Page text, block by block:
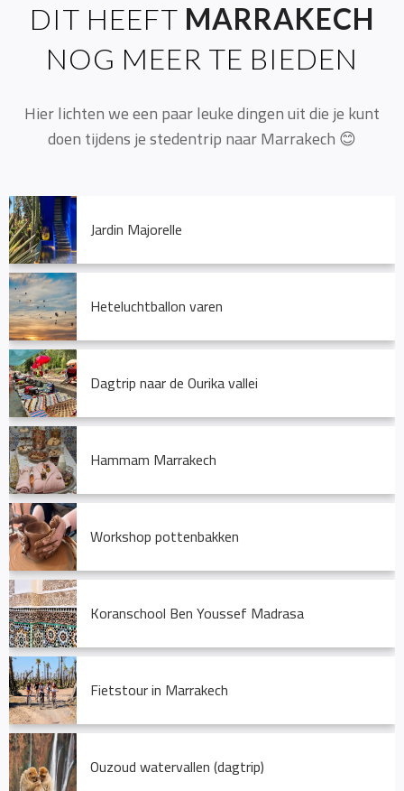
DIT HEEFT MARRAKECH
NOG MEER TE BIEDEN
Hier lichten we een paar leuke dingen uit die je kunt
doen tijdens je stedentrip naar Marrakech 😊
Jardin Majorelle
Heteluchtballon varen
Dagtrip naar de Ourika vallei
Hammam Marrakech
Workshop pottenbakken
Koranschool Ben Youssef Madrasa
Fietstour in Marrakech
Ouzoud watervallen (dagtrip)